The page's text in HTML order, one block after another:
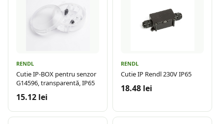
RENDL
Cutie IP-BOX pentru senzor
G14596, transparentă, IP65
15.12 lei
RENDL
Cutie IP Rendl 230V IP65
18.48 lei